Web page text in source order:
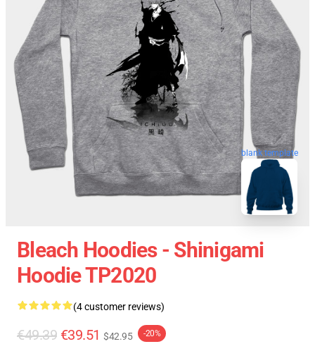
blank template
Bleach Hoodies - Shinigami
Hoodie TP2020
(4 customer reviews)
€49.39 €39.51 $42.95 -20%